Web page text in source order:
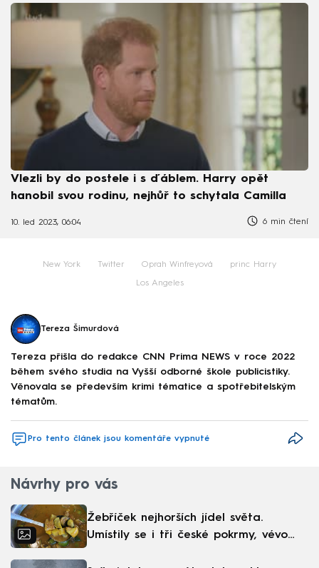
Vlezli by do postele i s ďáblem. Harry opět
hanobil svou rodinu, nejhůř to schytala Camilla
10. led 2023, 06:04 6 min čtení
New York Twitter Oprah Winfreyová princ Harry
Los Angeles
Tereza Šimurdová
Tereza přišla do redakce CNN Prima NEWS v roce 2022
během svého studia na Vyšší odborné škole publicistiky.
Věnovala se především krimi tématice a spotřebitelským
tématům.
Pro tento článek jsou komentáře vypnuté
Návrhy pro vás
Žebříček nejhorších jídel světa.
Umístily se i tři české pokrmy, vévodí